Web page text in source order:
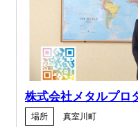
株式会社メタルプロ
場所
真室川町